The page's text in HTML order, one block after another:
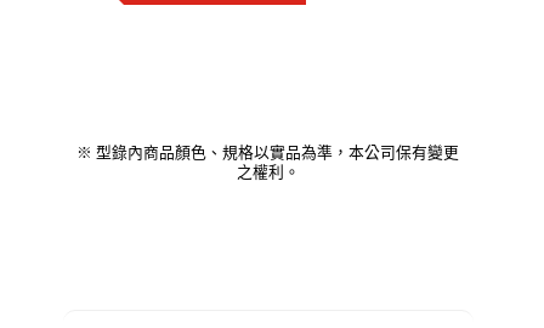
※ 型錄內商品顏色、規格以實品為準，本公司保有變更
之權利。